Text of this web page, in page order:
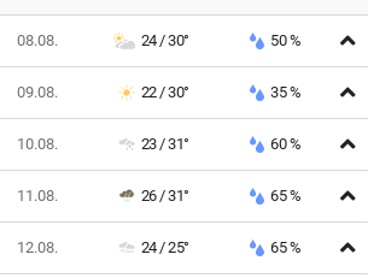
08.08. 24 / 30° 50 %
09.08. 22 / 30° 35 %
10.08. 23 / 31° 60 %
11.08. 26 / 31° 65 %
12.08. 24 / 25° 65 %